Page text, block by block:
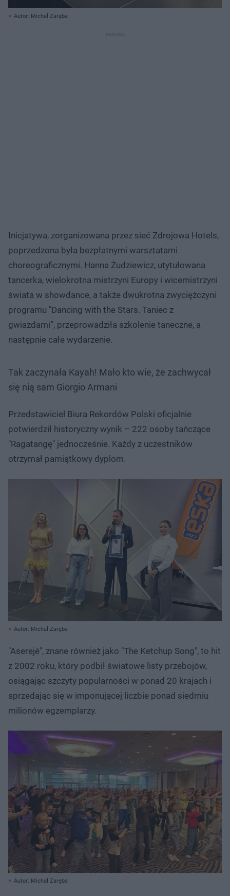
Autor: Michał Zaręba
Inicjatywa, zorganizowana przez sieć Zdrojowa Hotels,
poprzedzona była bezpłatnymi warsztatami
choreograficznymi. Hanna Żudziewicz, utytułowana
tancerka, wielokrotna mistrzyni Europy i wicemistrzyni
świata w showdance, a także dwukrotna zwyciężczyni
programu "Dancing with the Stars. Taniec z
gwiazdami”, przeprowadziła szkolenie taneczne, a
następnie całe wydarzenie.
Tak zaczynała Kayah! Mało kto wie, że zachwycał
się nią sam Giorgio Armani
Przedstawiciel Biura Rekordów Polski oficjalnie
potwierdził historyczny wynik – 222 osoby tańczące
"Ragatangę" jednocześnie. Każdy z uczestników
otrzymał pamiątkowy dyplom.
Autor: Michał Zaręba
"Aserejé", znane również jako "The Ketchup Song", to hit
z 2002 roku, który podbił światowe listy przebojów,
osiągając szczyty popularności w ponad 20 krajach i
sprzedając się w imponującej liczbie ponad siedmiu
milionów egzemplarzy.
Autor: Michał Zaręba